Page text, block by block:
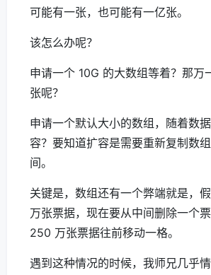
可能有一张，也可能有一亿张。
该怎么办呢？
申请一个 10G 的大数组等着？那万
张呢？
申请一个默认大小的数组，随着数
容？要知道扩容是需要重新复制数
间。
关键是，数组还有一个弊端就是，
万张票据，现在要从中间删除一个
250 万张票据往前移动一格。
遇到这种情况的时候，我师兄几乎